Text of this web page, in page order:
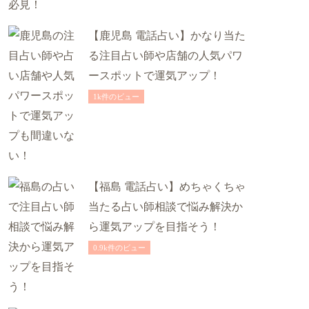
【鹿児島 電話占い】かなり当た
る注目占い師や店舗の人気パワ
ースポットで運気アップ！
1k件のビュー
【福島 電話占い】めちゃくちゃ
当たる占い師相談で悩み解決か
ら運気アップを目指そう！
0.9k件のビュー